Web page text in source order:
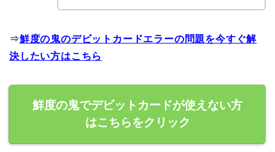
⇒鮮度の鬼のデビットカードエラーの問題を今すぐ解
決したい方はこちら
鮮度の鬼でデビットカードが使えない方
はこちらをクリック